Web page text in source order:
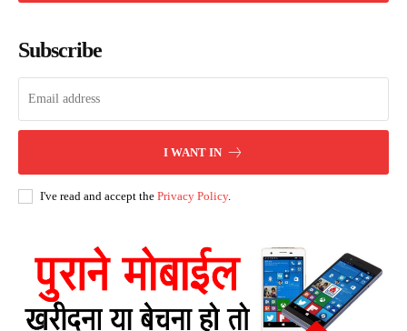
Subscribe
I WANT IN
I've read and accept the Privacy Policy.